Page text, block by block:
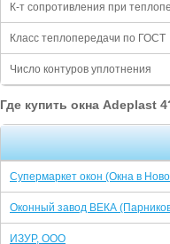
К-т сопротивления при
Класс теплопередачи по ГОСТ
Число контуров уплотнения
Где купить окна Adeplast
Супермаркет окон (Окна в
Оконный завод ВЕКА
ИЗУР, ООО